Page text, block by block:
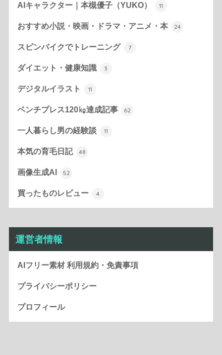
AIキャラクター｜本槻優子（YUKO） 11
おすすめ小説・映画・ドラマ・アニメ・本 24
スピンバイクでトレーニング 7
ダイエット・健康知識 3
デジタルイラスト 11
ベンチプレス120㎏達成記事 62
一人暮らし男の経験談 11
本気の育毛日記 48
画像生成AI 52
買ったものレビュー 4
運営者情報
AIフリー素材 利用規約・免責事項
プライバシーポリシー
プロフィール